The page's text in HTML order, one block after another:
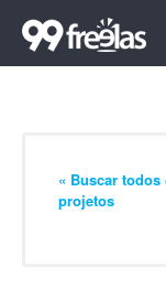
« Buscar todos
projetos